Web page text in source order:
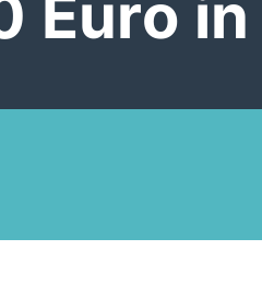
Euro